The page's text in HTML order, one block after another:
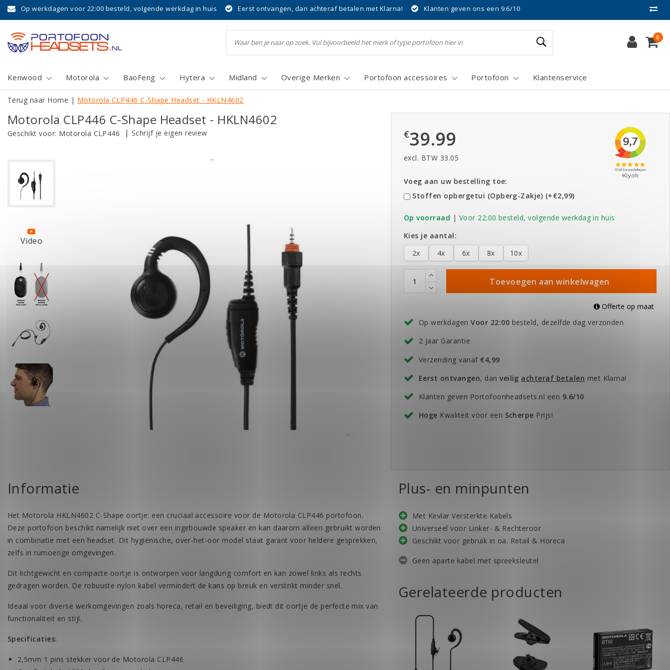
Op werkdagen voor 22:00 besteld, volgende werkdag in huis Eerst ontvangen, dan achteraf betalen met Klarna! Klanten geven ons een 9.6/10
0
Kenwood Motorola BaoFeng Hytera Midland Overige Merken Portofoon accessoires Portofoon Klantenservice
Terug naar Home | Motorola CLP446 C-Shape Headset - HKLN4602
Motorola CLP446 C-Shape Headset - HKLN4602
Geschikt voor: Motorola CLP446 | Schrijf je eigen review
Video
€39.99
excl. BTW 33.05
Voeg aan uw bestelling toe:
Stoffen opbergetui (Opberg-Zakje) (+€2,99)
Op voorraad | Voor 22:00 besteld, volgende werkdag in huis
Kies je aantal:
2x
4x 6x 8x 10x
Toevoegen aan winkelwagen
Offerte op maat
Op werkdagenVoor 22:00 besteld, dezelfde dag verzonden
2 Jaar Garantie
Verzending vanaf €4,99
Eerst ontvangen, danveilig achteraf betalen met Klarna!
Klanten geven Portofoonheadsets.nl een 9.6/10
Hoge Kwaliteit voor een Scherpe Prijs!
Informatie
Het Motorola HKLN4602 C-Shape oortje: een cruciaal accessoire voor de Motorola CLP446 portofoon.
Deze portofoon beschikt namelijk niet over een ingebouwde speaker en kan daarom alleen gebruikt worden
in combinatie met een headset. Dit hygiënische, over-het-oor model staat garant voor heldere gesprekken,
zelfs in rumoerige omgevingen.
Dit lichtgewicht en compacte oortje is ontworpen voor langdurig comfort en kan zowel links als rechts
gedragen worden. De robuuste nylon kabel vermindert de kans op breuk en verstrikt minder snel.
Ideaal voor diverse werkomgevingen zoals horeca, retail en beveiliging, biedt dit oortje de perfecte mix van
functionaliteit en stijl.
Specificaties:
2,5mm 1 pins stekker voor de Motorola CLP446
Plus- en minpunten
Met Kevlar Versterkte Kabels
Universeel voor Linker- & Rechteroor
Geschikt voor gebruik in oa. Retail & Horeca
Geen aparte kabel met spreeksleutel
Gerelateerde producten